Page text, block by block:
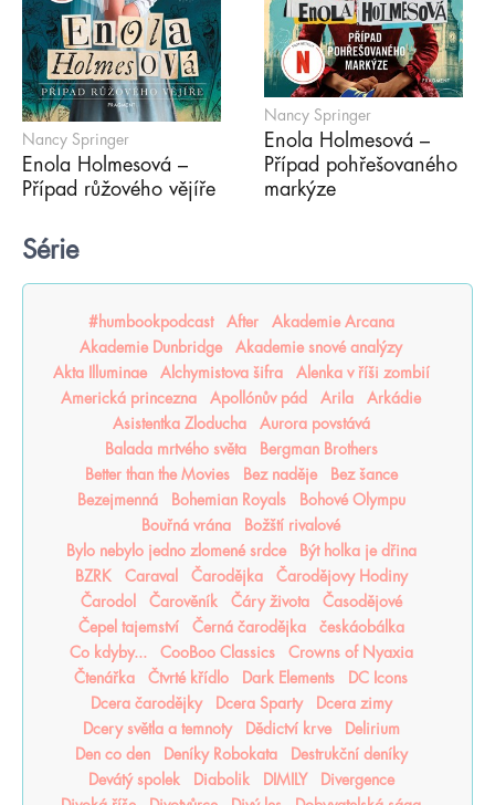
Nancy Springer
Enola Holmesová –
Případ růžového vějíře
Nancy Springer
Enola Holmesová –
Případ pohřešovaného
markýze
Série
#humbookpodcast After
Akademie Arcana
Akademie Dunbridge
Akademie snové analýzy
Akta Illuminae
Alchymistova šifra
Alenka v říši zombií
Americká princezna
Apollónův pád Arila
Arkádie
Asistentka Zloducha
Aurora povstává
Balada mrtvého světa
Bergman Brothers
Better than the Movies
Bez naděje
Bez šance
Bezejmenná
Bohemian Royals
Bohové Olympu
Bouřná vrána
Božští rivalové
Bylo nebylo jedno zlomené srdce
Být holka je dřina
BZRK
Caraval Čarodějka
Čarodějovy Hodiny
Čarodol
Čarověník Čáry života
Časodějové
Čepel tajemství
Černá čarodějka
českáobálka
Co kdyby...
CooBoo Classics
Crowns of Nyaxia
Čtenářka
Čtvrté křídlo Dark Elements
DC Icons
Dcera čarodějky
Dcera Sparty
Dcera zimy
Dcery světla a temnoty
Dědictví krve
Delirium
Den co den
Deníky Robokata
Destrukční deníky
Devátý spolek
Diabolik DIMILY
Divergence